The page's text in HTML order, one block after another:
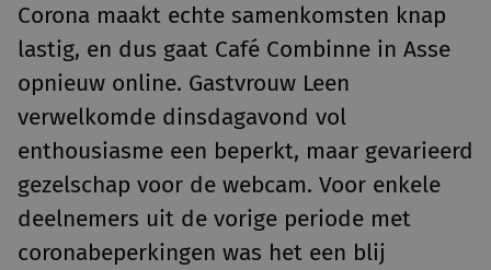
Corona maakt echte samenkomsten knap
lastig, en dus gaat Café Combinne in Asse
opnieuw online. Gastvrouw Leen
verwelkomde dinsdagavond vol
enthousiasme een beperkt, maar gevarieerd
gezelschap voor de webcam. Voor enkele
deelnemers uit de vorige periode met
coronabeperkingen was het een blij